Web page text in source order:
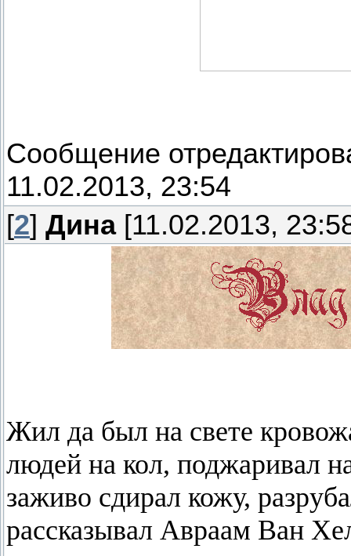
Сообщение
11.02.2013, 23:54
[2] Дина[11.02.2013,
Жил да был на свете
людей на кол, поджаривал
заживо сдирал кожу,
рассказывал Авраам Ван